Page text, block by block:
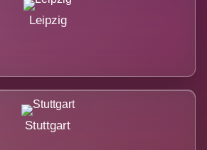
Leipzig
Stuttgart